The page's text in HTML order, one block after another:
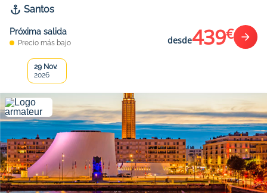
Santos
Próxima salida
Precio más bajo desde439€
29 Nov.
2026